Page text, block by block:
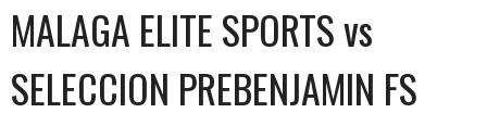
MALAGA ELITE SPORTS vs
SELECCION PREBENJAMIN FS